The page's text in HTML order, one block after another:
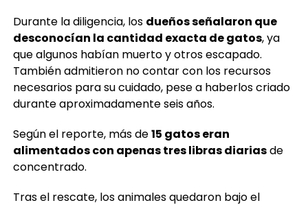
Durante la diligencia, los dueños señalaron que
desconocían la cantidad exacta de gatos, ya
que algunos habían muerto y otros escapado.
También admitieron no contar con los recursos
necesarios para su cuidado, pese a haberlos criado
durante aproximadamente seis años.
Según el reporte, más de15 gatos eran
alimentados con apenas tres libras diariasde
concentrado.
Tras el rescate, los animales quedaron bajo el